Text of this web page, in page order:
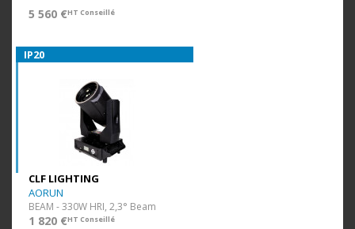
5 560 €HT Conseillé
IP20
CLF LIGHTING
AORUN
BEAM - 330W HRI, 2,3° Beam
1 820 €HT Conseillé